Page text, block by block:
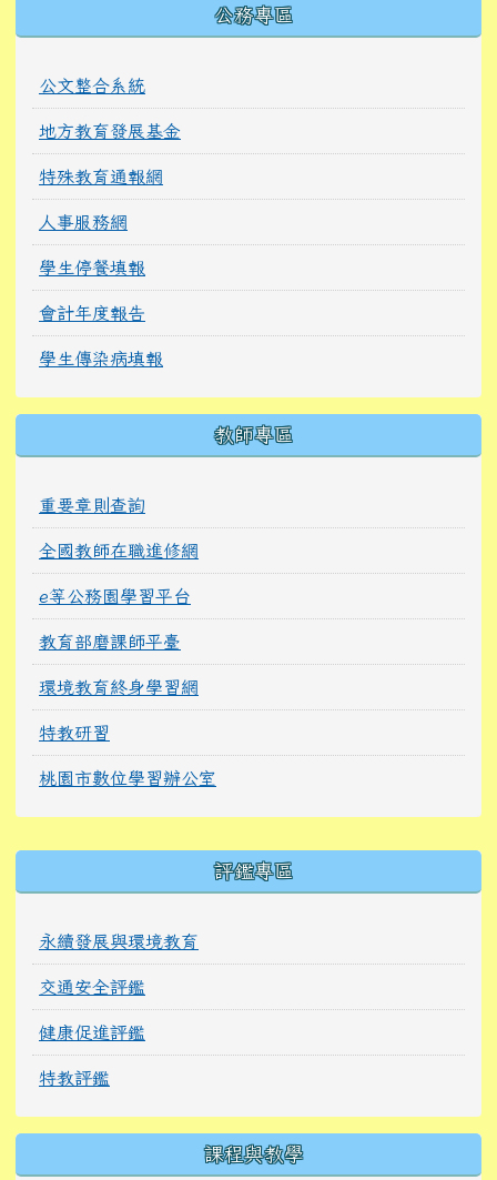
公務專區
公文整合系統
地方教育發展基金
特殊教育通報網
人事服務網
學生停餐填報
會計年度報告
學生傳染病填報
教師專區
重要章則查詢
全國教師在職進修網
e等公務園學習平台
教育部磨課師平臺
環境教育終身學習網
特教研習
桃園市數位學習辦公室
評鑑專區
永續發展與環境教育
交通安全評鑑
健康促進評鑑
特教評鑑
課程與教學